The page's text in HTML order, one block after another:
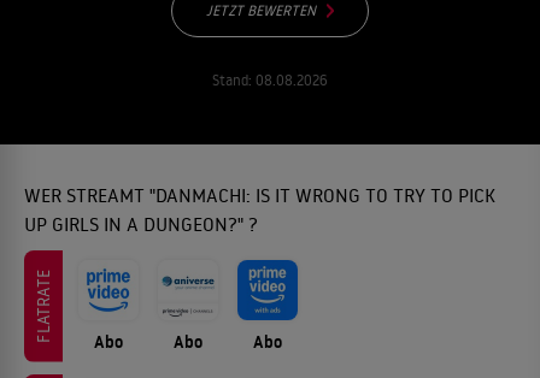
JETZT BEWERTEN
Stand: 08.08.2026
WER STREAMT "DANMACHI: IS IT WRONG TO TRY TO PICK
UP GIRLS IN A DUNGEON?" ?
FLATRATE Abo Abo Abo